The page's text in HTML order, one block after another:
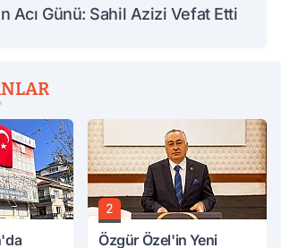
Acı Günü: Sahil Azizi Vefat Etti
2
Özgür Özel'in Yeni